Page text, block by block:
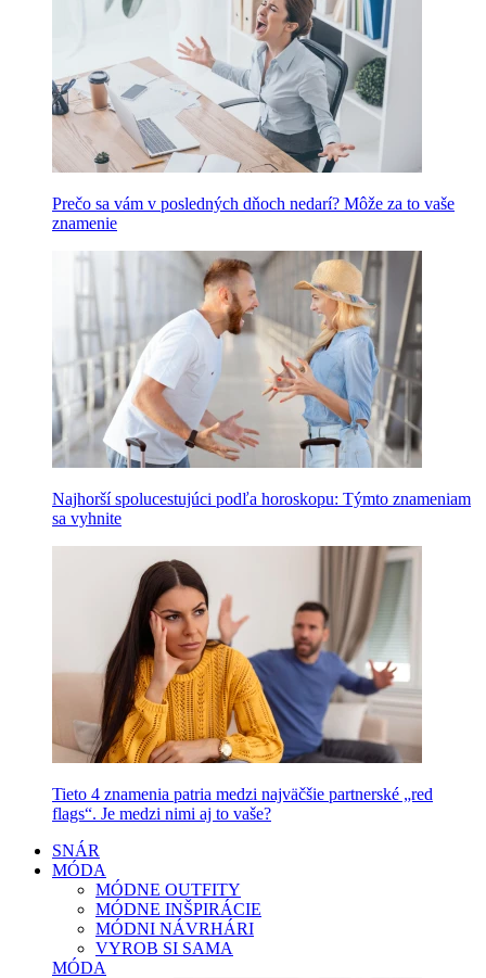
Prečo sa vám v posledných dňoch nedarí? Môže za to vaše
znamenie
Najhorší spolucestujúci podľa horoskopu: Týmto znameniam
sa vyhnite
Tieto 4 znamenia patria medzi najväčšie partnerské „red
flags“. Je medzi nimi aj to vaše?
SNÁR
MÓDA
MÓDNE OUTFITY
MÓDNE INŠPIRÁCIE
MÓDNI NÁVRHÁRI
VYROB SI SAMA
MÓDA